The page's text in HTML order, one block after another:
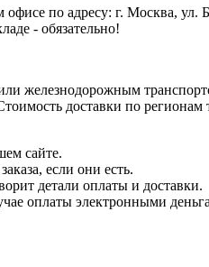
по адресу: г. Москва, ул.
- обязательно!
железнодорожным
доставки по
сайте.
если они есть.
детали оплаты и доставки.
оплаты электронными